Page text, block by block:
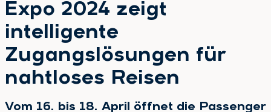
Expo 2024 zeigt
intelligente
Zugangslösungen für
nahtloses Reisen
Vom 16. bis 18. April öffnet die Passenger